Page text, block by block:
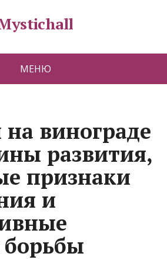
МЕНЮ
винограде
развития,
признаки
и